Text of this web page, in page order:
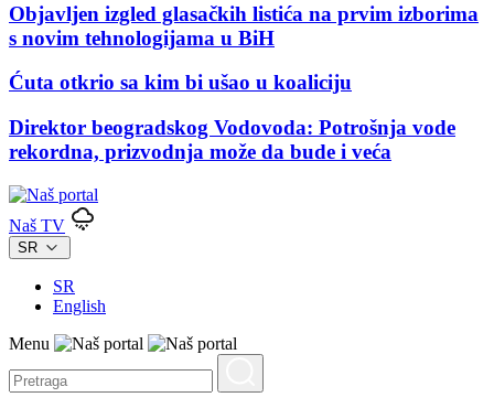
Objavljen izgled glasačkih listića na prvim izborima
s novim tehnologijama u BiH
Ćuta otkrio sa kim bi ušao u koaliciju
Direktor beogradskog Vodovoda: Potrošnja vode
rekordna, prizvodnja može da bude i veća
Naš TV
SR
SR
English
Menu